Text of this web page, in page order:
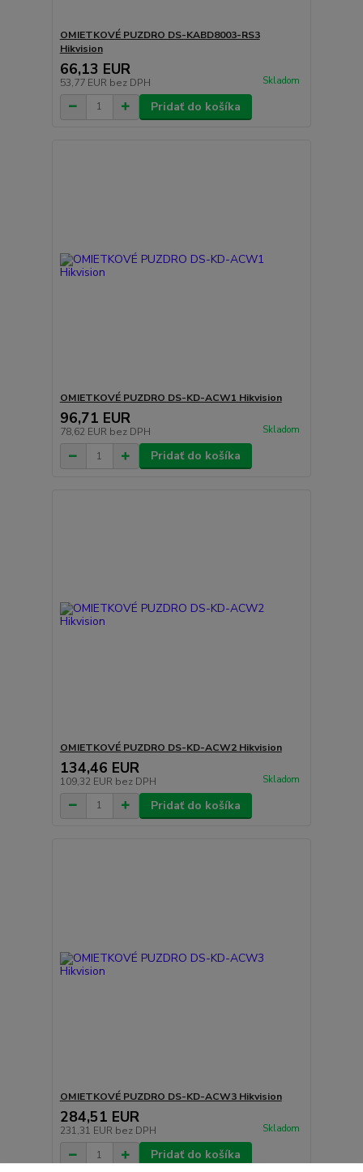
OMIETKOVÉ PUZDRO DS-KABD8003-RS3
Hikvision
66,13 EUR
53,77 EUR bez DPH Skladom
Pridať do košíka
OMIETKOVÉ PUZDRO DS-KD-ACW1 Hikvision
96,71 EUR
78,62 EUR bez DPH Skladom
Pridať do košíka
OMIETKOVÉ PUZDRO DS-KD-ACW2 Hikvision
134,46 EUR
109,32 EUR bez DPH Skladom
Pridať do košíka
OMIETKOVÉ PUZDRO DS-KD-ACW3 Hikvision
284,51 EUR
231,31 EUR bez DPH Skladom
Pridať do košíka